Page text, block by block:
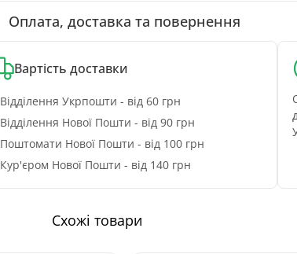
Оплата, доставка та повернення
Вартість доставки
Відділення Укрпошти - від 60 грн
Відділення Нової Пошти - від 90 грн
Поштомати Нової Пошти - від 100 грн
Кур'єром Нової Пошти - від 140 грн
Схожі товари